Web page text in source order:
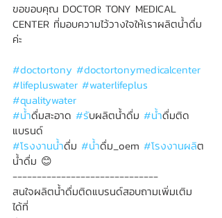
ขอขอบคุณ DOCTOR TONY MEDICAL
CENTER ที่มอบความไว้วางใจให้เราผลิตน้ำดื่ม
ค่ะ
#doctortony #doctortonymedicalcenter
#lifepluswater #waterlifeplus
#qualitywater
#น้ำดื่มสะอาด #รับผลิตน้ำดื่ม #น้ำดื่มติด
แบรนด์
#โรงงานน้ำดื่ม #น้ำดื่ม_oem #โรงงานผลิต
น้ำดื่ม 😊
------------------------------
สนใจผลิตน้ำดื่มติดแบรนด์สอบถามเพิ่มเติม
ได้ที่